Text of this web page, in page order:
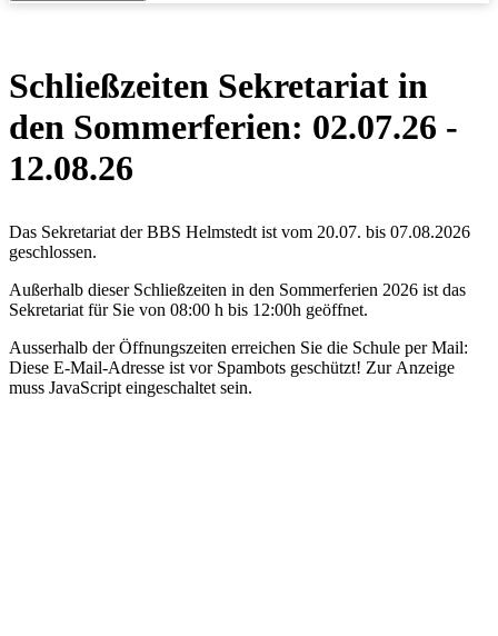
Schließzeiten Sekretariat in
den Sommerferien: 02.07.26 -
12.08.26
Das Sekretariat der BBS Helmstedt ist vom 20.07. bis 07.08.2026
geschlossen.
Außerhalb dieser Schließzeiten in den Sommerferien 2026 ist das
Sekretariat für Sie von 08:00 h bis 12:00h geöffnet.
Ausserhalb der Öffnungszeiten erreichen Sie die Schule per Mail:
Diese E-Mail-Adresse ist vor Spambots geschützt! Zur Anzeige
muss JavaScript eingeschaltet sein.